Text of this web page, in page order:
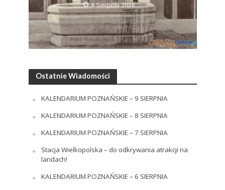
9 Sierpnia 2026
Ostatnie Wiadomości
KALENDARIUM POZNAŃSKIE – 9 SIERPNIA
KALENDARIUM POZNAŃSKIE – 8 SIERPNIA
KALENDARIUM POZNAŃSKIE – 7 SIERPNIA
Stacja Wielkopolska – do odkrywania atrakcji na
landach!
KALENDARIUM POZNAŃSKIE – 6 SIERPNIA